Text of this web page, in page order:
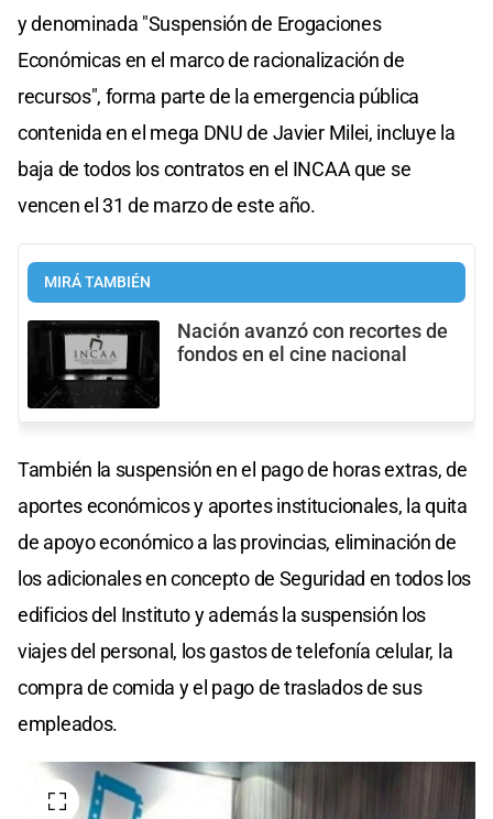
y denominada "Suspensión de Erogaciones
Económicas en el marco de racionalización de
recursos", forma parte de la emergencia pública
contenida en el mega DNU de Javier Milei, incluye la
baja de todos los contratos en el INCAA que se
vencen el 31 de marzo de este año.
MIRÁ TAMBIÉN
Nación avanzó con recortes de
fondos en el cine nacional
También la suspensión en el pago de horas extras, de
aportes económicos y aportes institucionales, la quita
de apoyo económico a las provincias, eliminación de
los adicionales en concepto de Seguridad en todos los
edificios del Instituto y además la suspensión los
viajes del personal, los gastos de telefonía celular, la
compra de comida y el pago de traslados de sus
empleados.